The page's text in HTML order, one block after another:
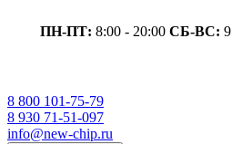
ПН-ПТ: 8:00 - 20:00 СБ-ВС:
8 800 101-75-79
8 930 71-51-097
info@new-chip.ru